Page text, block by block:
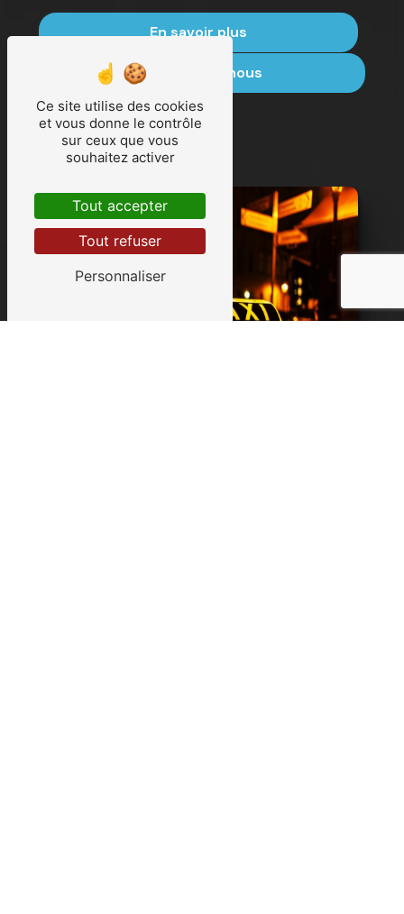
En savoir plus
Contactez-nous
Ce site utilise des cookies
et vous donne le contrôle
sur ceux que vous
souhaitez activer
Tout accepter
Tout refuser
Personnaliser